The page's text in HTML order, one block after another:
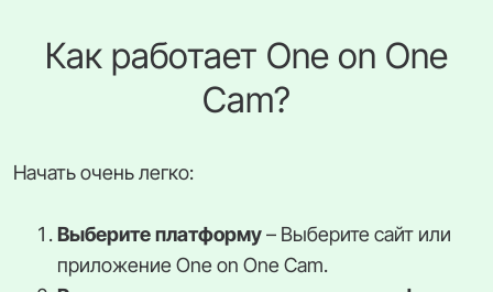
Как работает One on One
Cam?
Начать очень легко:
Выберите платформу– Выберите сайт или
приложение One on One Cam.